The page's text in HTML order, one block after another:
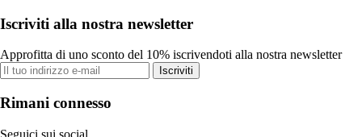
Iscriviti alla nostra newsletter
Approfitta di uno sconto del 10% iscrivendoti alla nostra newsletter
Iscriviti
Rimani connesso
Seguici sui social